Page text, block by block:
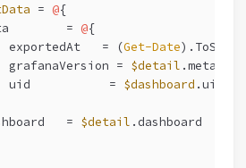
= @{
=
@{
exportedAt   = (
Get-Date
grafanaVersion =
$detail
uid           =
$dashboard .uid
=
$detail .dashboard